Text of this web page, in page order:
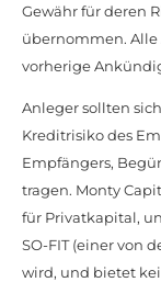
Gewähr für deren
übernommen.
vorherige
Anleger sollten
Kreditrisiko des
Empfängers,
tragen. Monty
für Privatkapital,
SO-FIT (einer von
wird, und bietet